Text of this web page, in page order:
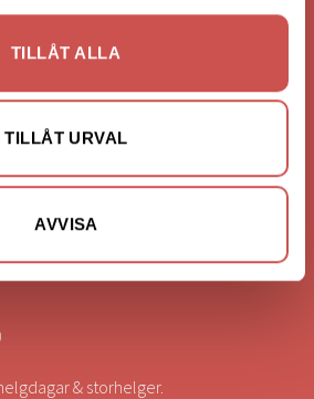
TILLÅT ALLA
TILLÅT URVAL
AVVISA
& storhelger.